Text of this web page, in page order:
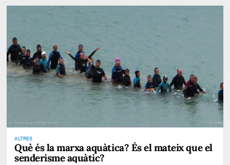
ALTRES
Què és la marxa aquàtica? És el mateix que el
senderisme aquàtic?